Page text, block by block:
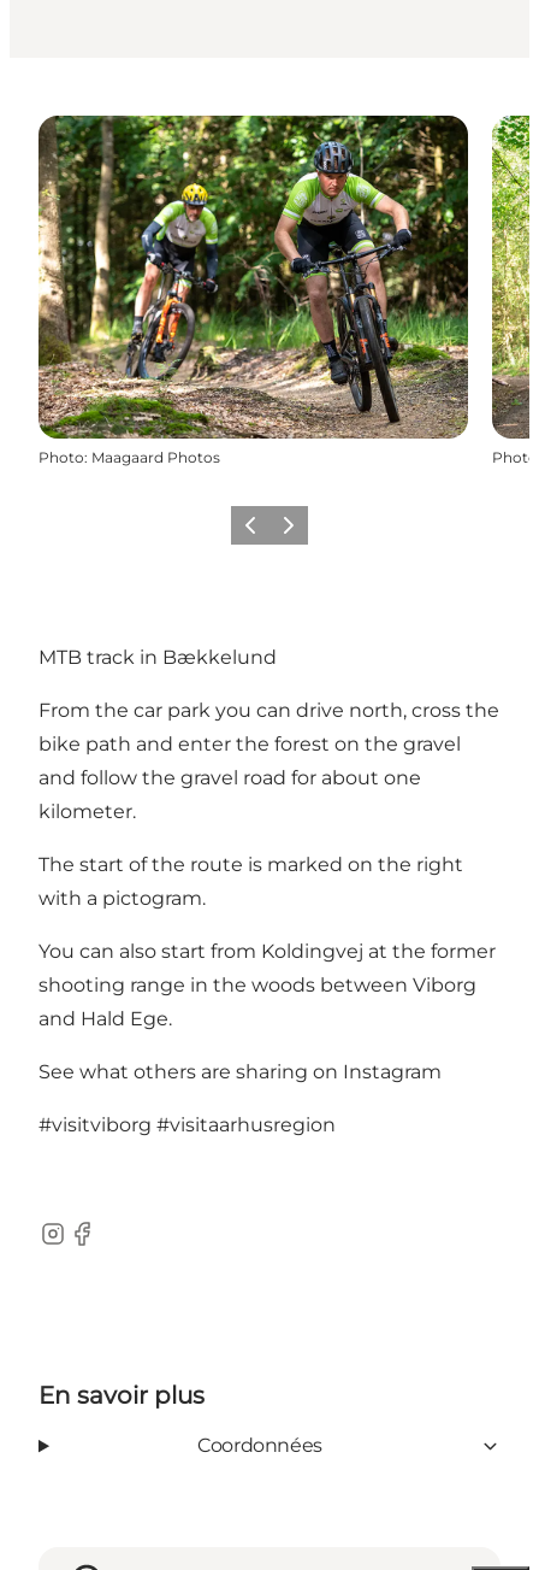
Photo: Maagaard Photos Photo
PrécédentSuivant
MTB track in Bækkelund
From the car park you can drive north, cross the
bike path and enter the forest on the gravel
and follow the gravel road for about one
kilometer.
The start of the route is marked on the right
with a pictogram.
You can also start from Koldingvej at the former
shooting range in the woods between Viborg
and Hald Ege.
See what others are sharing on Instagram
#visitviborg #visitaarhusregion
Instagram
Facebook
En savoir plus
Coordonnées